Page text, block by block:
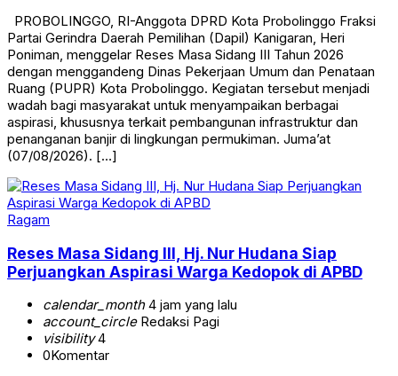
PROBOLINGGO, RI-Anggota DPRD Kota Probolinggo Fraksi
Partai Gerindra Daerah Pemilihan (Dapil) Kanigaran, Heri
Poniman, menggelar Reses Masa Sidang III Tahun 2026
dengan menggandeng Dinas Pekerjaan Umum dan Penataan
Ruang (PUPR) Kota Probolinggo. Kegiatan tersebut menjadi
wadah bagi masyarakat untuk menyampaikan berbagai
aspirasi, khususnya terkait pembangunan infrastruktur dan
penanganan banjir di lingkungan permukiman. Juma’at
(07/08/2026). […]
Ragam
Reses Masa Sidang III, Hj. Nur Hudana Siap
Perjuangkan Aspirasi Warga Kedopok di APBD
calendar_month4 jam yang lalu
account_circleRedaksi Pagi
visibility4
0Komentar